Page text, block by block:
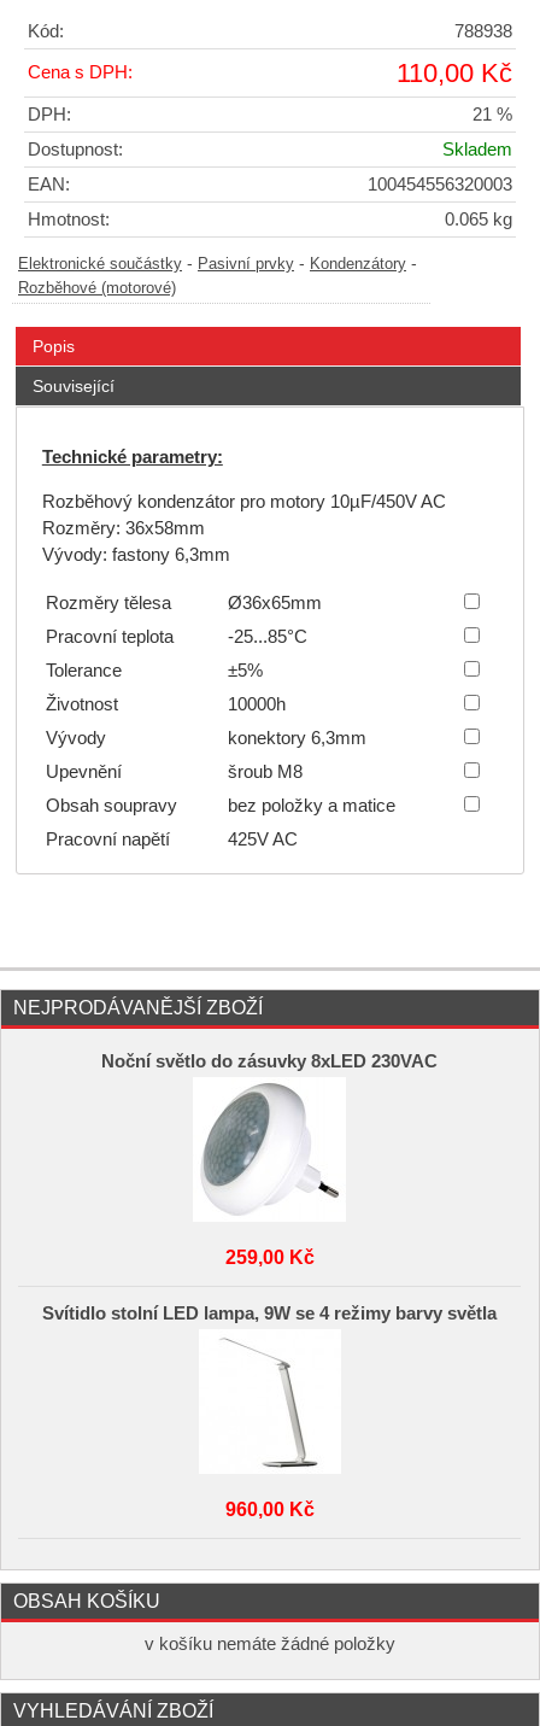
Kód: 788938
Cena s DPH: 110,00 Kč
DPH:
21 %
Dostupnost:
Skladem
EAN:
100454556320003
Hmotnost:
0.065 kg
Elektronické součástky - Pasivní prvky - Kondenzátory -
Rozběhové (motorové)
Popis
Související
Technické parametry:
Rozběhový kondenzátor pro motory 10µF/450V AC
Rozměry: 36x58mm
Vývody: fastony 6,3mm
Rozměry tělesa
Ø36x65mm
Pracovní teplota
-25...85°C
Tolerance
±5%
Životnost
10000h
Vývody
konektory 6,3mm
Upevnění
šroub M8
Obsah soupravy
bez položky a matice
Pracovní napětí
425V AC
NEJPRODÁVANĚJŠÍ ZBOŽÍ
Noční světlo do zásuvky 8xLED 230VAC
259,00 Kč
Svítidlo stolní LED lampa, 9W se 4 režimy barvy světla
960,00 Kč
OBSAH KOŠÍKU
v košíku nemáte žádné položky
VYHLEDÁVÁNÍ ZBOŽÍ